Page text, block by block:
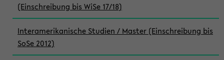
(Einschreibung bis WiSe 17/18)
Interamerikanische Studien / Master (Einschreibung bis
SoSe 2012)